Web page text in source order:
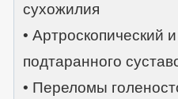
сухожилия
• Артроскопический
подтаранного
• Переломы